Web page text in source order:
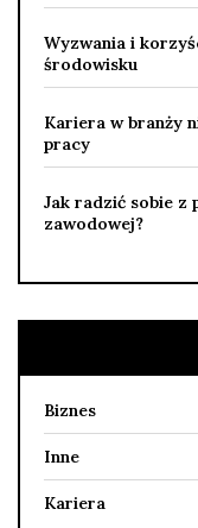
Wyzwania i
środowisku
Kariera w branży
pracy
Jak radzić sobie z
zawodowej?
Biznes
Inne
Kariera